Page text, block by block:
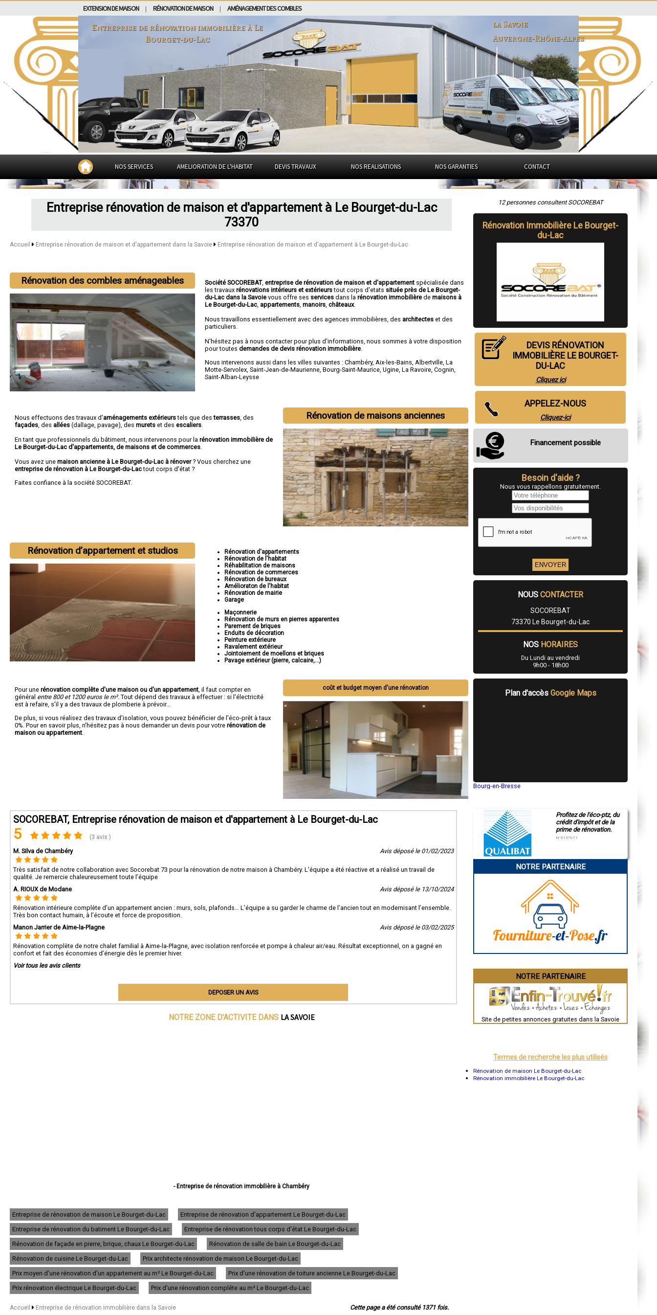
EXTENSION DE MAISON RÉNOVATION DE MAISON AMÉNAGEMENT DES COMBLES
Entreprise de rénovation immobilière àLe
Bourget-du-Lac
la Savoie
Auvergne-Rhône-Alpes
NOS SERVICES AMELIORATION DE L'HABITAT DEVIS TRAVAUX NOS REALISATIONS NOS GARANTIES CONTACT
Entreprise rénovation de maison et d'appartement à Le Bourget-du-Lac
73370
Accueil Entreprise rénovation de maison et d'appartement dans la Savoie Entreprise rénovation de maison et d'appartement à Le Bourget-du-Lac
Rénovation des combles aménageables Société SOCOREBAT,entreprise de rénovation de maison et d'appartement spécialisée dans
les travauxrénovations intérieurs et extérieurstout corps d'etats située près de Le Bourget-
du-Lac dans la Savoievous offre ses services dans larénovation immobilière demaisons à
Le Bourget-du-Lac appartements ,manoirs ,châteaux.
Nous travaillons essentiellement avec des agences immobilières, des architectes et des
particuliers.
N'hésitez pas à nous contacter pour plus d'informations, nous sommes à votre disposition
pour toutesdemandes de devis rénovation immobilière
Nous intervenons aussi dans les villes suivantes :Chambéry, Aix-les-Bains Albertville ,La
Motte-Servolex ,Saint-Jean-de-Maurienne ,Bourg-Saint-Maurice ,Ugine ,La Ravoire ,Cognin
Saint-Alban-Leysse
Rénovation de maisons anciennes
Nous effectuons des travaux d'aménagements extérieurstels que desterrasses , des
façades , des allées (dallage, pavage), des murets et des escaliers
En tant que professionnels du bâtiment, nous intervenons pour la rénovation immobilière de
Le Bourget-du-Lac d'appartements, de maisons et de commerces
Vous avez une maison ancienne à Le Bourget-du-Lac à rénover? Vous cherchez une
entreprise de rénovation à Le Bourget-du-Lactout corps d'état ?
Faites confiance à la société SOCOREBAT.
Rénovation d’appartement et studios
Rénovation d'appartements
Rénovation de l'habitat
Réhabilitation de maisons
Rénovation de commerces
Rénovation de bureaux
Amélioraton de l'habitat
Rénovation de mairie
Garage
Maçonnerie
Rénovation de murs en pierres apparentes
Parement de briques
Enduits de décoration
Peinture extérieure
Ravalement extérieur
Jointoiement de moellons et briques
Pavage extérieur (pierre, calcaire,...)
coût et budget moyen d'une rénovation
Pour une rénovation complête d'une maison ou d'un appartement , il faut compter en
général entre 800 et 1200 euros le m². Tout dépend des travaux à effectuer : si l'électricité
est à refaire, s'il y a des travaux de plomberie à prévoir...
De plus, si vous réalisez des travaux d'isolation, vous pouvez bénéficier de l'éco-prêt à taux
0%. Pour en savoir plus, n'hésitez pas à nous demander un devis pour votre rénovation de
maison ou appartement
SOCOREBAT, Entreprise rénovation de maison et d'appartement à Le Bourget-du-Lac
5 (3 avis )
M. Silva de Chambéry Avis déposé le 01/02/2023
Très satisfait de notre collaboration avec Socorebat 73 pour la rénovation de notre maison à Chambéry. L'équipe a été réactive et a réalisé un travail de
qualité. Je remercie chaleureusement toute l’équipe
A. RIOUX de Modane
Avis déposé le 13/10/2024
Rénovation intérieure complète d’un appartement ancien : murs, sols, plafonds… L’équipe a su garder le charme de l’ancien tout en modernisant l’ensemble.
Très bon contact humain, à l’écoute et force de proposition.
Manon Jarrier de Aime-la-Plagne
Avis déposé le 03/02/2025
Rénovation complète de notre chalet familial à Aime-la-Plagne, avec isolation renforcée et pompe à chaleur air/eau. Résultat exceptionnel, on a gagné en
confort et fait des économies d’énergie dès le premier hiver.
Voir tous les avis clients
DEPOSER UN AVIS
NOTRE ZONE D'ACTIVITE DANS LA SAVOIE
- Entreprise de rénovation immobilière à Chambéry
- Entreprise de rénovation immobilière à La Motte-Servolex
- Entreprise de rénovation immobilière à Saint-Jean-de-Maurienne
- Entreprise de rénovation immobilière à Bourg-Saint-Maurice
- Entreprise de rénovation immobilière à La Ravoire
- Entreprise de rénovation immobilière à Ugine
- Entreprise de rénovation immobilière à Cognin
- Entreprise de rénovation immobilière à Saint-Alban-Leysse
- Entreprise de rénovation immobilière à Challes-les-Eaux
- Entreprise de rénovation immobilière à Barberaz
- Entreprise de rénovation immobilière à Jacob-Bellecombette
- Entreprise de rénovation immobilière à Montmélian
Entreprise de rénovation de maison Le Bourget-du-Lac
Entreprise de rénovation d'appartement Le Bourget-du-Lac
Entreprise de rénovation du batiment Le Bourget-du-Lac
Entreprise de rénovation tous corps d'état Le Bourget-du-Lac
Rénovation de façade en pierre, brique, chaux Le Bourget-du-Lac
Rénovation de salle de bain Le Bourget-du-Lac
Rénovation de cuisine Le Bourget-du-Lac
Prix architecte rénovation de maison Le Bourget-du-Lac
Prix moyen d'une rénovation d'un appartement au m² Le Bourget-du-Lac
Prix d'une rénovation de toiture ancienne Le Bourget-du-Lac
Prix rénovation électrique Le Bourget-du-Lac
Prix d'une rénovation complête au m² Le Bourget-du-Lac
Cette page a été consulté 1371 fois.
Accueil Entreprise de rénovation immobilière dans la Savoie
12 personnes consultent SOCOREBAT
Rénovation Immobilière Le Bourget-
du-Lac
DEVIS RÉNOVATION
IMMOBILIÈRE LE BOURGET-
DU-LAC
Cliquez ici
APPELEZ-NOUS
Cliquez-ici
Financement possible
Besoin d'aide ?
Nous vous rappellons gratuitement.
NOUS CONTACTER
SOCOREBAT
73370 Le Bourget-du-Lac
NOS HORAIRES
Du Lundi au vendredi
9h00 - 18h00
Plan d'accès Google Maps
Bourg-en-Bresse
Gap
Nice
Annonay
Charleville-Mézières
Troyes
Narbonne
Marseille
Saint-Brieuc
Besançon
Évreux
Brest
Nîmes
Toulouse
Montpellier
Blois
Saint-Étienne
Profitez de l'éco-ptz, du
crédit d'impôt et de la
prime de rénovation.
N°E157671
NOTRE PARTENAIRE
NOTRE PARTENAIRE
Site de petites annonces gratuites dans la Savoie
Termes de recherche les plus utilisés
Rénovation de maison Le Bourget-du-Lac
Rénovation immobilière Le Bourget-du-Lac